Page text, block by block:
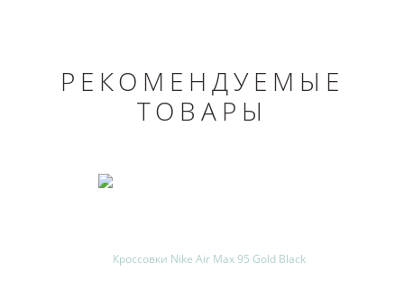
РЕКОМЕНДУЕМЫЕ
ТОВАРЫ